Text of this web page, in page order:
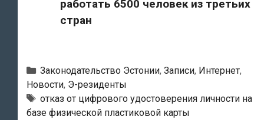
работать 6500 человек из третьих
стран
Рубрики
Законодательство Эстонии, Записи, Интернет,
Новости, Э-резиденты
Тэги
отказ от цифрового удостоверения личности на
базе физической пластиковой карты